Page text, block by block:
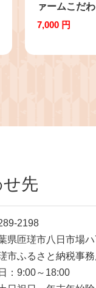
ァームこだ
30個～あおい
タマゴ 赤玉
卵かけご飯
甘み 贈答用
リ 千葉県 匝
7,000 円
先
2198
県匝瑳市八日市場
市ふるさと納税事
：9:00～18:00